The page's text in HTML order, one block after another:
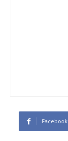
Facebook